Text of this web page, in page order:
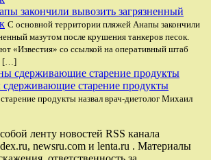
закончили вывозить загрязненный
С основной территории пляжей Анапы закончили
мазутом после крушения танкеров песок.
«Известия» со ссылкой на оперативный штаб
[…]
старение продукты
продукты назвал врач-диетолог Михаил
ленту новостей RSS канала
newsru.com и lenta.ru . Материалы